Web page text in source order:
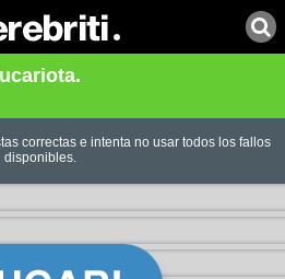
correctas e intenta no usar todos los fallos
disponibles.